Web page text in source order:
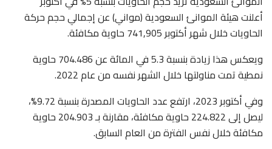
أعلنت هيئة الموانئ السعودية (مواني) عن إجمالي حجم حركة
الحاويات خلال شهر أكتوبر 741,905 حاوية مكافئة.
ويعكس هذا زيادة بنسبة 5.3 في المائة عن 704.486 حاوية
نمطية تمت مناولتها خلال الشهر نفسه من عام 2022.
وفي أكتوبر 2023، ارتفع عدد الحاويات المصدرة بنسبة 9.72%،
ليصل إلى 224.822 حاوية مكافئة، مقارنة بـ 204.903 حاوية
مكافئة خلال نفس الفترة من العام السابق.